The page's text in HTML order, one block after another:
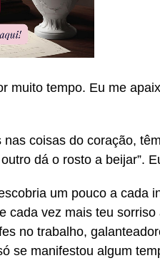
muito tempo. Eu me
coisas do coração,
dá o rosto a beijar”.
um pouco a cada
cada vez mais teu
no trabalho,
se manifestou algum